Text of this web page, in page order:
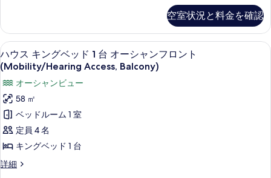
る
る
ャ
ル
オ
ー
シ
ャ
ン
ビ
ュ
ー
ャ
ル
オ
ー
ャ
ン
ビ
ュ
ー
(Mobility/Hearing
Accessible,
Tub)
1
台
車
椅
子
で
利
用
可
能
ン
グ
ベ
ッ
ド
台
車
椅
子
利
用
可
空室状況と料金を確認
ハ
ウ
ス
キ
ン
グ
ベ
ッ
高級寝具、セーフティボックス (室
4
ハウス キングベッド 1 台 オーシャンフロント
(Mobility/Hearing Access, Balcony)
オーシャンビュー
58 ㎡
ベッドルーム 1 室
定員 4 名
キングベッド 1 台
詳細
ハ